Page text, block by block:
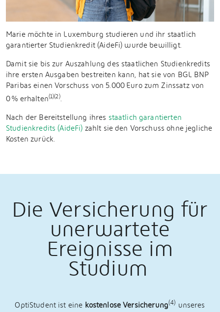
Marie möchte in Luxemburg studieren und ihr staatlich
garantierter Studienkredit (AideFi) wurde bewilligt.
Damit sie bis zur Auszahlung des staatlichen Studienkredits
ihre ersten Ausgaben bestreiten kann, hat sie von BGL BNP
Paribas einen Vorschuss von 5.000 Euro zum Zinssatz von
0 % erhalten(1)(2).
Nach der Bereitstellung ihres staatlich garantierten
Studienkredits (AideFi) zahlt sie den Vorschuss ohne jegliche
Kosten zurück.
Die Versicherung für
unerwartete
Ereignisse im
Studium
OptiStudent ist eine kostenlose Versicherung(4) unseres